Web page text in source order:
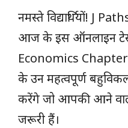
नमस्ते विद्यार्थियों! J
आज के इस ऑनलाइन
Economics
के उन महत्वपूर्ण
करेंगे जो आपकी आने
जरूरी हैं।